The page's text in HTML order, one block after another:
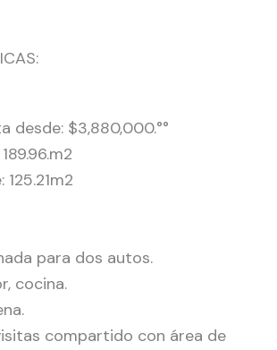
desde: $3,880,000.°°
para dos autos.
cocina.
compartido con área de